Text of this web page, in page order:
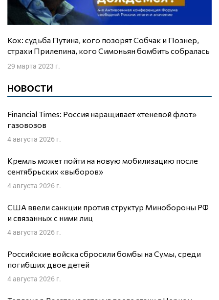
Кох: судьба Путина, кого позорят Собчак и Познер,
страхи Прилепина, кого Симоньян бомбить собралась
29 марта 2023 г.
НОВОСТИ
Financial Times: Россия наращивает «теневой флот»
газовозов
4 августа 2026 г.
Кремль может пойти на новую мобилизацию после
сентябрьских «выборов»
4 августа 2026 г.
США ввели санкции против структур Минобороны РФ
и связанных с ними лиц
4 августа 2026 г.
Российские войска сбросили бомбы на Сумы, среди
погибших двое детей
4 августа 2026 г.